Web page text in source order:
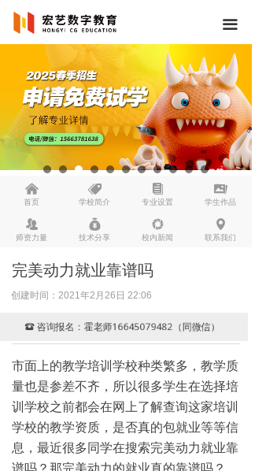
낀
首页
뀄
学校简介
뀴
专业设置
끡
学生作品
뀡
师资力量
낐
技术分享
넆
校内新闻
넹
联系我们
끀
完美动力就业靠谱吗
创建时间： 2021年2月26日 22:06
市面上的教学培训学校种类繁多，教学质
量也是参差不齐，所以很多学生在选择培
训学校之前都会在网上了解查询这家培训
学校的教学资质，是否真的包就业等等信
息，最近很多同学在搜索完美动力就业靠
뀰 咨询报名：霍老师16645079482（同微信）